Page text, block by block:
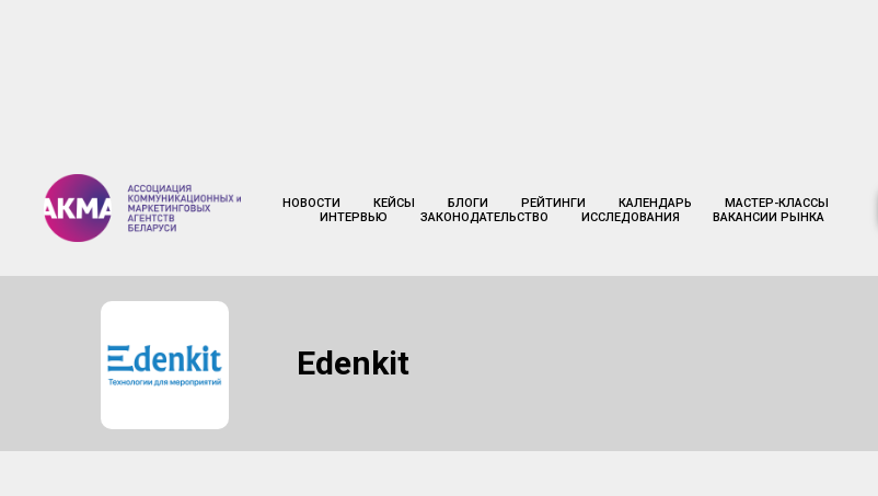
НОВОСТИ КЕЙСЫ БЛОГИ РЕЙТИНГИ КАЛЕНДАРЬ
МАСТЕР-КЛАССЫ
ИНТЕРВЬЮ
ЗАКОНОДАТЕЛЬСТВО ИССЛЕДОВАНИЯ ВАКАНСИИ РЫНКА
Edenkit